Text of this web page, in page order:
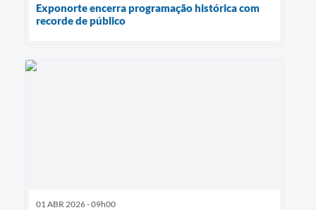
Exponorte encerra programação histórica com
recorde de público
01 ABR 2026 - 09h00